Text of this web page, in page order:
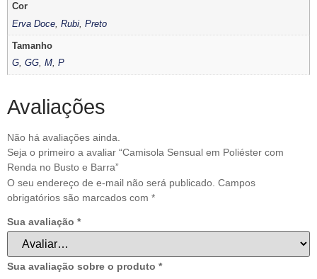
Cor
Erva Doce ,Rubi ,Preto
Tamanho
G,GG,M,P
Avaliações
Não há avaliações ainda.
Seja o primeiro a avaliar “Camisola Sensual em Poliéster com
Renda no Busto e Barra”
O seu endereço de e-mail não será publicado. Campos
obrigatórios são marcados com *
Sua avaliação *
Sua avaliação sobre o produto *